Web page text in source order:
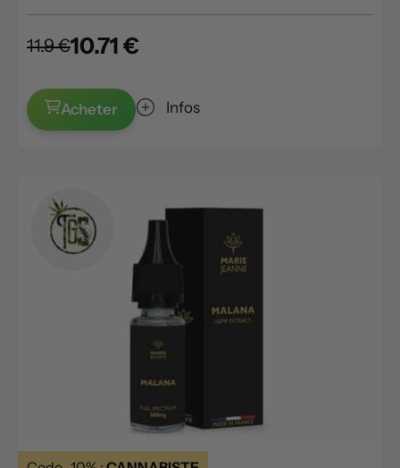
11.9 €10.71 €
Acheter Infos